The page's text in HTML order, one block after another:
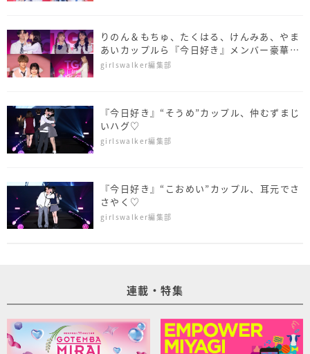
りのん＆もちゅ、たくはる、けんみあ、やま
あいカップルら『今日好き』メンバー豪華集
結！＜TGC teen ICHINOSEKI 2025＞
girlswalker編集部
『今日好き』“そうめ”カップル、仲むずまじ
いハグ♡
girlswalker編集部
『今日好き』“こおめい”カップル、耳元でさ
さやく♡
girlswalker編集部
連載・特集